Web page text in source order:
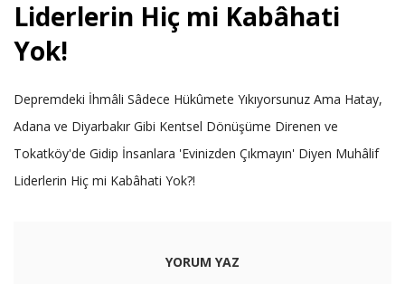
Liderlerin Hiç mi Kabâhati
Yok!
Depremdeki İhmâli Sâdece Hükûmete Yıkıyorsunuz Ama Hatay,
Adana ve Diyarbakır Gibi Kentsel Dönüşüme Direnen ve
Tokatköy'de Gidip İnsanlara 'Evinizden Çıkmayın' Diyen Muhâlif
Liderlerin Hiç mi Kabâhati Yok?!
YORUM YAZ